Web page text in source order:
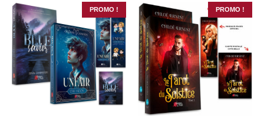
PROMO ! PROMO !